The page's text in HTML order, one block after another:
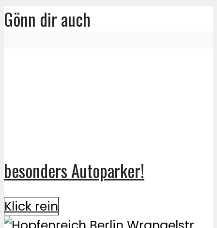
Gönn dir auch
besonders Autoparker!
Klick rein